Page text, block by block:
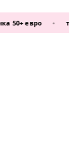
евро •